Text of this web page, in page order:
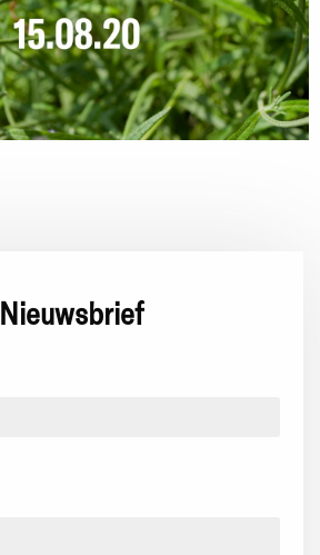
Nieuwsbrief